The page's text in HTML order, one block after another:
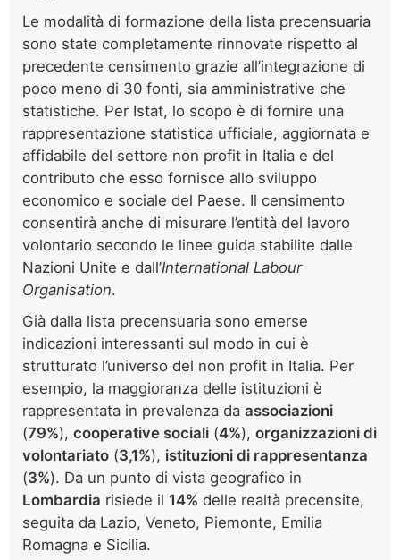
Le modalità di formazione della lista precensuaria
sono state completamente rinnovate rispetto al
precedente censimento grazie all’integrazione di
poco meno di 30 fonti, sia amministrative che
statistiche. Per Istat, lo scopo è di fornire una
rappresentazione statistica ufficiale, aggiornata e
affidabile del settore non profit in Italia e del
contributo che esso fornisce allo sviluppo
economico e sociale del Paese. Il censimento
consentirà anche di misurare l’entità del lavoro
volontario secondo le linee guida stabilite dalle
Nazioni Unite e dall’International Labour
Organisation.
Già dalla lista precensuaria sono emerse
indicazioni interessanti sul modo in cui è
strutturato l’universo del non profit in Italia. Per
esempio, la maggioranza delle istituzioni è
rappresentata in prevalenza da associazioni
(79%), cooperative sociali (4%), organizzazioni di
volontariato (3,1%), istituzioni di rappresentanza
(3%). Da un punto di vista geografico in
Lombardia risiede il 14% delle realtà precensite,
seguita da Lazio, Veneto, Piemonte, Emilia
Romagna e Sicilia.